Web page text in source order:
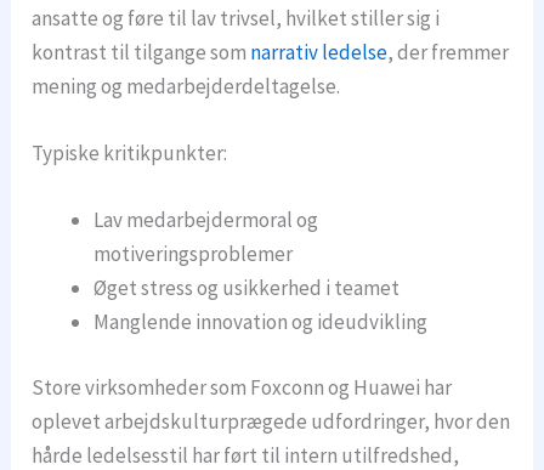
ansatte og føre til lav trivsel, hvilket stiller sig i
kontrast til tilgange som narrativ ledelse, der fremmer
mening og medarbejderdeltagelse.
Typiske kritikpunkter:
Lav medarbejdermoral og
motiveringsproblemer
Øget stress og usikkerhed i teamet
Manglende innovation og ideudvikling
Store virksomheder som Foxconn og Huawei har
oplevet arbejdskulturprægede udfordringer, hvor den
hårde ledelsesstil har ført til intern utilfredshed,